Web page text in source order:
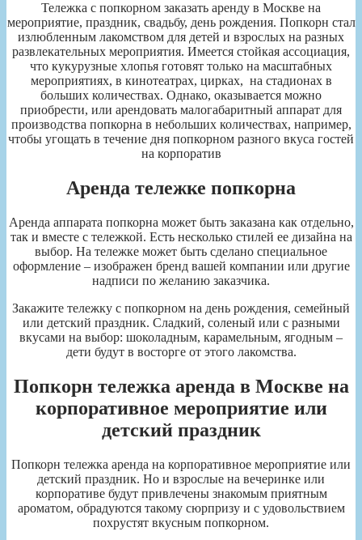
Тележка с попкорном заказать аренду в Москве на
мероприятие, праздник, свадьбу, день рождения. Попкорн стал
излюбленным лакомством для детей и взрослых на разных
развлекательных мероприятия. Имеется стойкая ассоциация,
что кукурузные хлопья готовят только на масштабных
мероприятиях, в кинотеатрах, цирках, на стадионах в
больших количествах. Однако, оказывается можно
приобрести, или арендовать малогабаритный аппарат для
производства попкорна в небольших количествах, например,
чтобы угощать в течение дня попкорном разного вкуса гостей
на корпоратив
Аренда тележке попкорна
Аренда аппарата попкорна может быть заказана как отдельно,
так и вместе с тележкой. Есть несколько стилей ее дизайна на
выбор. На тележке может быть сделано специальное
оформление – изображен бренд вашей компании или другие
надписи по желанию заказчика.
Закажите тележку с попкорном на день рождения, семейный
или детский праздник. Сладкий, соленый или с разными
вкусами на выбор: шоколадным, карамельным, ягодным –
дети будут в восторге от этого лакомства.
Попкорн тележка аренда в Москве на
корпоративное мероприятие или
детский праздник
Попкорн тележка аренда на корпоративное мероприятие или
детский праздник. Но и взрослые на вечеринке или
корпоративе будут привлечены знакомым приятным
ароматом, обрадуются такому сюрпризу и с удовольствием
похрустят вкусным попкорном.